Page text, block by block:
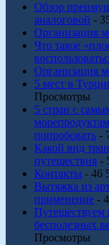
Обзор
аналоговой -
Организация
Что такое
Организация
5 мест в
Просмотры
5 стран с
попробовать -
Какой вид
путешествия -
Контакты - 46
Вытяжка из
применение -
бесполезных
Просмотры